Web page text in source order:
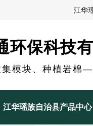
江华
环保科技
模块、种植岩棉
江华瑶族自治县产品中心